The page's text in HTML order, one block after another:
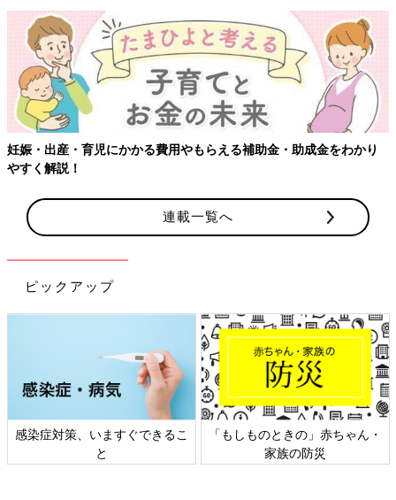
【ワクチン接種できるものも】妊婦の感染症対策、知っておいて！
連載一覧へ
ピックアップ
日本外来小児科学会リーフレッ
ト検討会
六星占術 細木かおりさんの人生
相談